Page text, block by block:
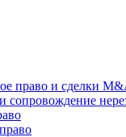
право и сделки
сопровождение